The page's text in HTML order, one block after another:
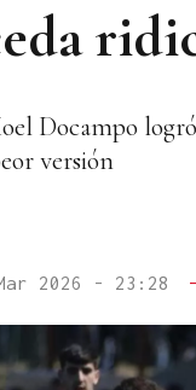
Docampo
versión
2026 - 23:28